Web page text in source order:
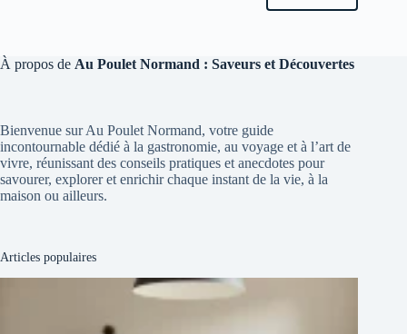
À propos de Au Poulet Normand : Saveurs et Découvertes
Bienvenue sur Au Poulet Normand, votre guide
incontournable dédié à la gastronomie, au voyage et à l’art de
vivre, réunissant des conseils pratiques et anecdotes pour
savourer, explorer et enrichir chaque instant de la vie, à la
maison ou ailleurs.
Articles populaires